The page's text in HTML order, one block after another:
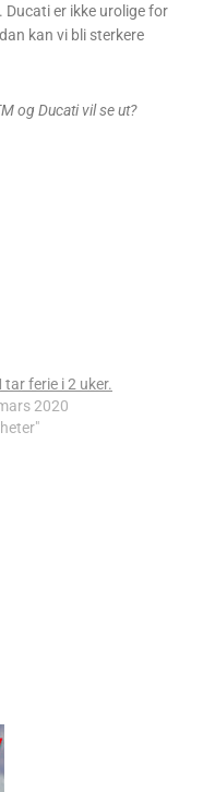
Ducati er ikke urolige for
kan vi bli sterkere
og Ducati vil se ut?
tar ferie i 2 uker.
2020